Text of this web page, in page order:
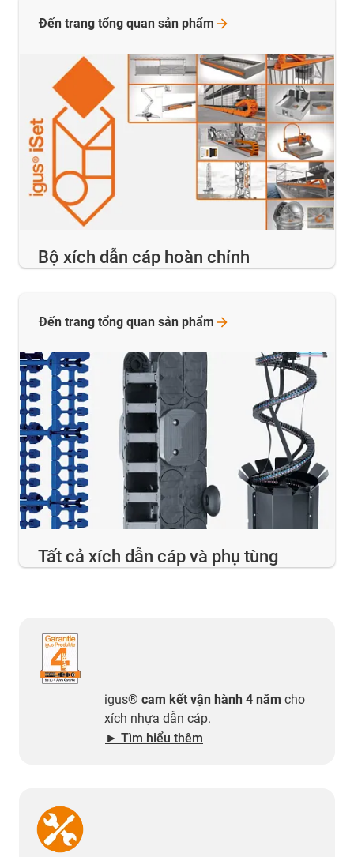
Bộ xích dẫn cáp hoàn chỉnh
Đến trang tổng quan sản phẩm
Tất cả xích dẫn cáp và phụ tùng
Đến trang tổng quan sản phẩm
igus® cam kết vận hành 4 năm cho
xích nhựa dẫn cáp.
► Tìm hiểu thêm